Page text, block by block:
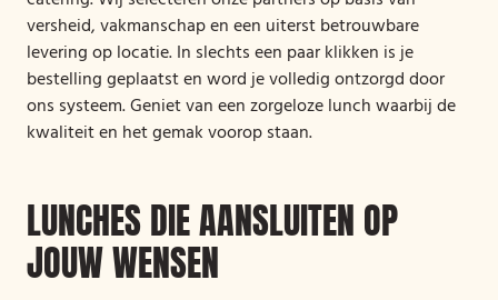
versheid, vakmanschap en een uiterst betrouwbare
levering op locatie. In slechts een paar klikken is je
bestelling geplaatst en word je volledig ontzorgd door
ons systeem. Geniet van een zorgeloze lunch waarbij de
kwaliteit en het gemak voorop staan.
LUNCHES DIE AANSLUITEN OP
JOUW WENSEN